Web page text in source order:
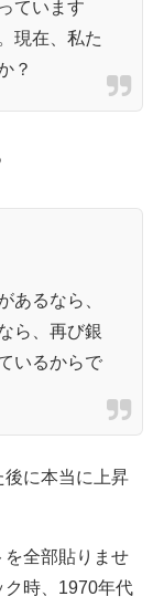
ています
現在、私た
？
あるなら、
ら、再び銀
いるからで
後に本当に上昇
を全部貼りませ
ク時、1970年代